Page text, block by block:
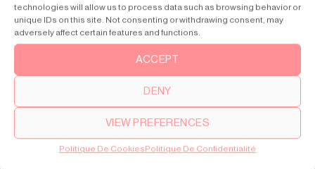
technologies will allow us to process data such as browsing behavior or
unique IDs on this site. Not consenting or withdrawing consent, may
adversely affect certain features and functions.
ACCEPT
DENY
VIEW PREFERENCES
Politique De CookiesPolitique De Confidentialité